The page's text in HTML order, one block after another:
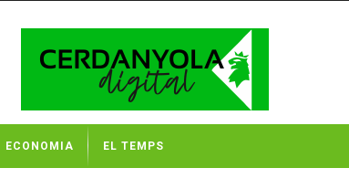
ECONOMIA EL TEMPS